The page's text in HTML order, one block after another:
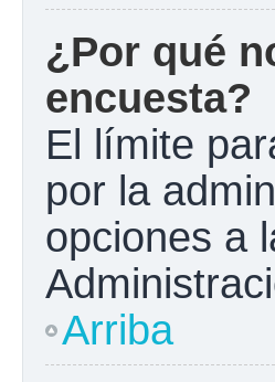
¿Por qué
encuesta?
El límite
por la
opciones a
Arriba